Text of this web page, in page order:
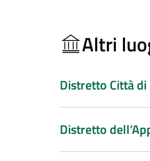
Altri
Distretto Città
Distretto